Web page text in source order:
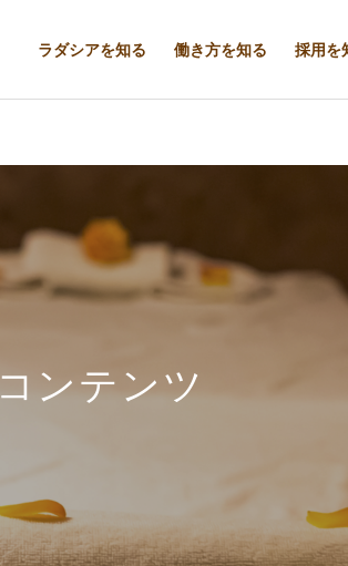
ラダシアを知る 働き方を知る 採用を
コンテンツ